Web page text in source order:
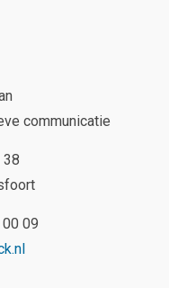
communicatie
38
09